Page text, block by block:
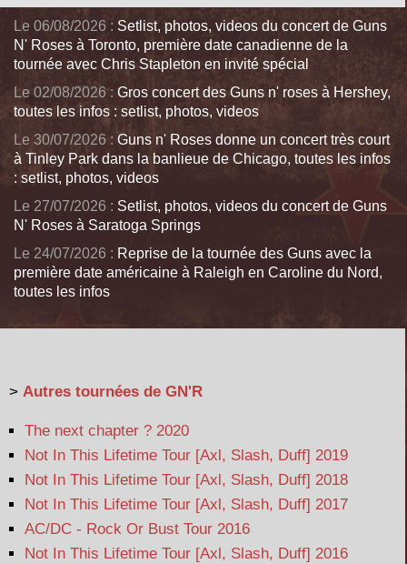
Le 06/08/2026 : Setlist, photos, videos du concert de Guns
N' Roses à Toronto, première date canadienne de la
tournée avec Chris Stapleton en invité spécial
Le 02/08/2026 : Gros concert des Guns n' roses à Hershey,
toutes les infos : setlist, photos, videos
Le 30/07/2026 : Guns n' Roses donne un concert très court
à Tinley Park dans la banlieue de Chicago, toutes les infos
: setlist, photos, videos
Le 27/07/2026 : Setlist, photos, videos du concert de Guns
N' Roses à Saratoga Springs
Le 24/07/2026 : Reprise de la tournée des Guns avec la
première date américaine à Raleigh en Caroline du Nord,
toutes les infos
> Autres tournées de GN'R
The next chapter ? 2020
Not In This Lifetime Tour [Axl, Slash, Duff] 2019
Not In This Lifetime Tour [Axl, Slash, Duff] 2018
Not In This Lifetime Tour [Axl, Slash, Duff] 2017
AC/DC - Rock Or Bust Tour 2016
Not In This Lifetime Tour [Axl, Slash, Duff] 2016